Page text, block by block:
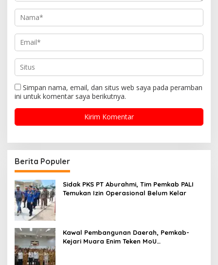
Simpan nama, email, dan situs web saya pada peramban
ini untuk komentar saya berikutnya.
Berita Populer
Sidak PKS PT Aburahmi, Tim Pemkab PALI
Temukan Izin Operasional Belum Kelar
Kawal Pembangunan Daerah, Pemkab-
Kejari Muara Enim Teken MoU